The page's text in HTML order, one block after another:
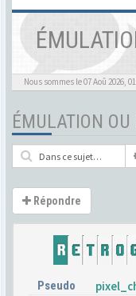
Nous sommes le 07 Aoû 2026,
ÉMULATION
Répondre
Pseudo